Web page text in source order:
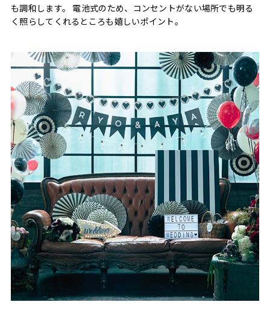
も調和します。 電池式のため、コンセントがない場所でも明る
く照らしてくれるところも嬉しいポイント。